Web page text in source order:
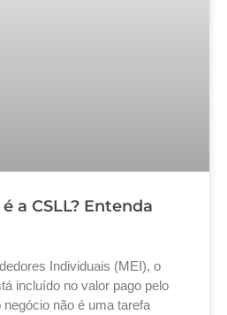
a CSLL? Entenda
Individuais (MEI), o
incluído no valor pago pelo
não é uma tarefa